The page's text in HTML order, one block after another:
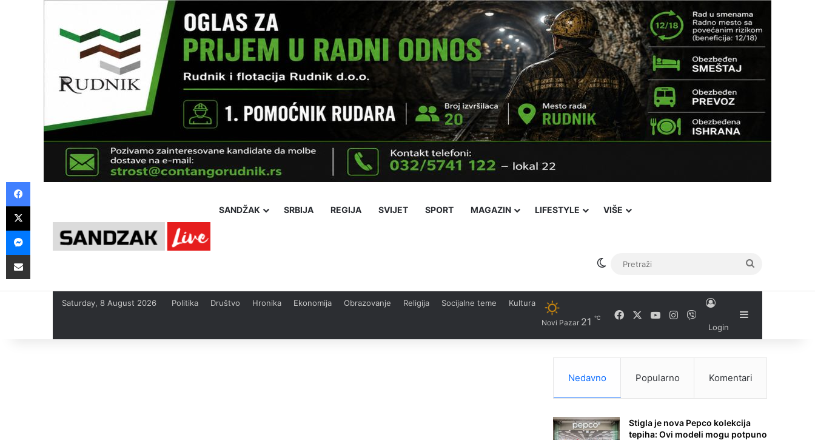
SANDŽAK SRBIJA REGIJA SVIJET SPORT MAGAZIN LIFESTYLE VIŠE
Switch skin
Saturday, 8 August 2026 Politika Društvo Hronika Ekonomija Obrazovanje Religija Socijalne teme Kultura
Novi Pazar 21 ℃ FacebookYouTubeInstagram
Viber
Login
Sidebar
Nedavno Popularno Komentari
Stigla je nova Pepco kolekcija
tepiha: Ovi modeli mogu potpuno
Facebook
X
Messenger
Pošalji preko E-Maila